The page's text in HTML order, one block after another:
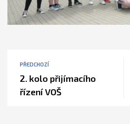
PŘEDCHOZÍ
2. kolo přijímacího
řízení VOŠ